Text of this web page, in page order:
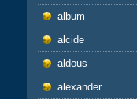
album
alcide
aldous
alexander